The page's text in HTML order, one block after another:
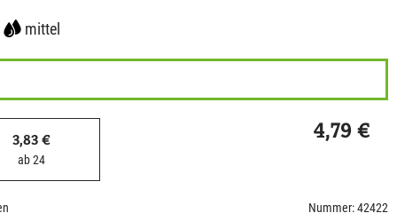
mittel
3,83 €
ab 24
4,79 €
Nummer: 42422